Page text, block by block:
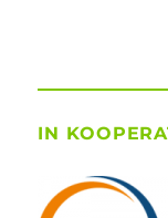
IN